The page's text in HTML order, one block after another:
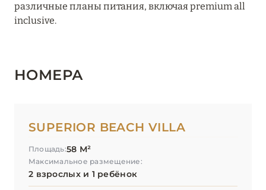
различные планы питания, включая premium all
inclusive.
НОМЕРА
SUPERIOR BEACH VILLA
Площадь:58 М²
Максимальное размещение:
2 взрослых и 1 ребёнок